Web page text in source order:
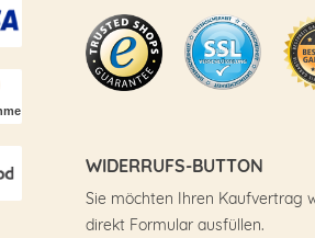
WIDERRUFS-BUTTON
Sie möchten Ihren Kaufvertrag
direkt Formular ausfüllen.